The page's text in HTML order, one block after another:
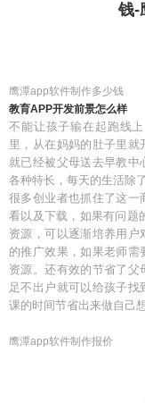
钱-
鹰潭app软件制作多少钱
教育APP开发前景怎么样
不能让孩子输在起跑线
里，从在妈妈的肚子里
就已经被父母送去早教中
各种特长，每天的生活除
很多创业者也抓住了这一
看以及下载，如果有问题
资源，可以逐渐培养用
的推广效果，如果老师
资源。还有效的节省了
足不出户就可以给孩子
课的时间节省出来做自己
鹰潭app软件制作报价